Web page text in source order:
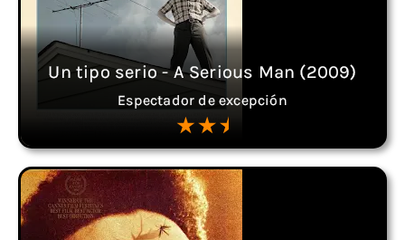
Un tipo serio - A Serious Man (2009)
Espectador de excepción